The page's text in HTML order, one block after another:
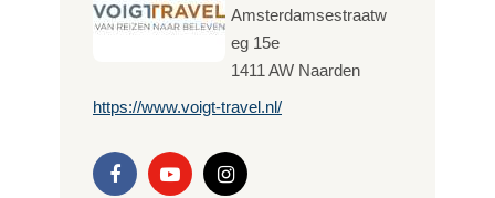
Amsterdamsestraatw
eg 15e
1411 AW Naarden
https://www.voigt-travel.nl/